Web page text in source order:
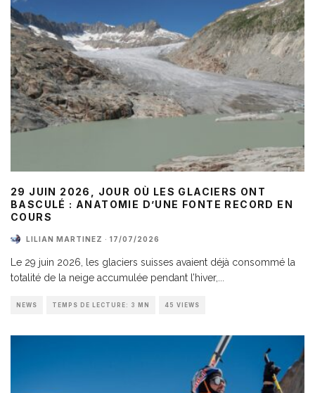
29 JUIN 2026, JOUR OÙ LES GLACIERS ONT
BASCULÉ : ANATOMIE D’UNE FONTE RECORD EN
COURS
LILIAN MARTINEZ · 17/07/2026
Le 29 juin 2026, les glaciers suisses avaient déjà consommé la
totalité de la neige accumulée pendant l’hiver,
NEWS TEMPS DE LECTURE: 3 MN 45 VIEWS